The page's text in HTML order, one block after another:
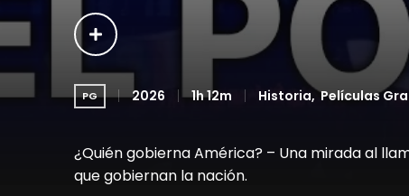
PG 2026 1h 12m Historia Películas
¿Quién gobierna América? – Una mirada al
que gobiernan la nación.